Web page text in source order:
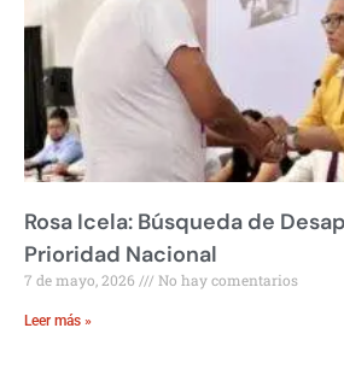
Rosa Icela: Búsqueda de
Prioridad Nacional
7 de mayo, 2026 No hay comentarios
Leer más »